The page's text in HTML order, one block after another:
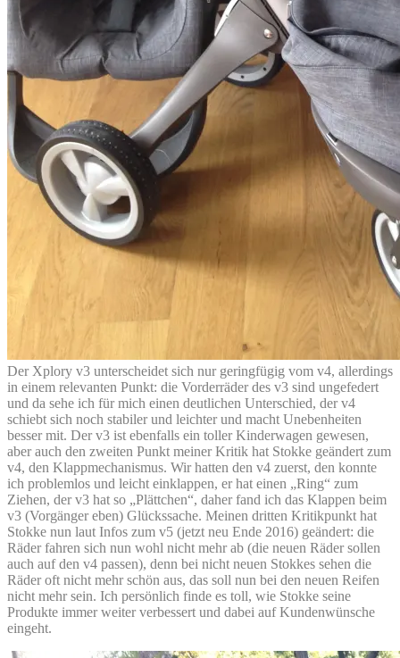
Der Xplory v3 unterscheidet sich nur geringfügig vom v4, allerdings
in einem relevanten Punkt: die Vorderräder des v3 sind ungefedert
und da sehe ich für mich einen deutlichen Unterschied, der v4
schiebt sich noch stabiler und leichter und macht Unebenheiten
besser mit. Der v3 ist ebenfalls ein toller Kinderwagen gewesen,
aber auch den zweiten Punkt meiner Kritik hat Stokke geändert zum
v4, den Klappmechanismus. Wir hatten den v4 zuerst, den konnte
ich problemlos und leicht einklappen, er hat einen „Ring“ zum
Ziehen, der v3 hat so „Plättchen“, daher fand ich das Klappen beim
v3 (Vorgänger eben) Glückssache. Meinen dritten Kritikpunkt hat
Stokke nun laut Infos zum v5 (jetzt neu Ende 2016) geändert: die
Räder fahren sich nun wohl nicht mehr ab (die neuen Räder sollen
auch auf den v4 passen), denn bei nicht neuen Stokkes sehen die
Räder oft nicht mehr schön aus, das soll nun bei den neuen Reifen
nicht mehr sein. Ich persönlich finde es toll, wie Stokke seine
Produkte immer weiter verbessert und dabei auf Kundenwünsche
eingeht.